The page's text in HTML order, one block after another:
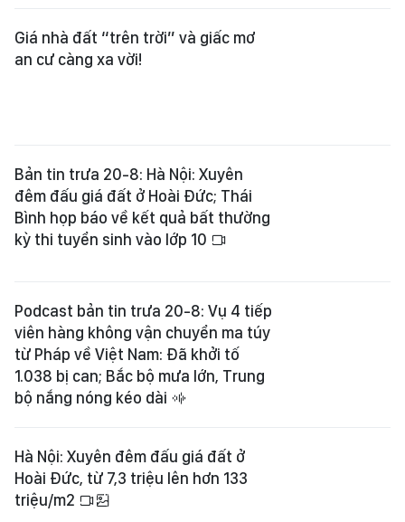
Giá nhà đất “trên trời” và giấc mơ
an cư càng xa vời!
Bản tin trưa 20-8: Hà Nội: Xuyên
đêm đấu giá đất ở Hoài Đức; Thái
Bình họp báo về kết quả bất thường
kỳ thi tuyển sinh vào lớp 10
Podcast bản tin trưa 20-8: Vụ 4 tiếp
viên hàng không vận chuyển ma túy
từ Pháp về Việt Nam: Đã khởi tố
1.038 bị can; Bắc bộ mưa lớn, Trung
bộ nắng nóng kéo dài
Hà Nội: Xuyên đêm đấu giá đất ở
Hoài Đức, từ 7,3 triệu lên hơn 133
triệu/m2